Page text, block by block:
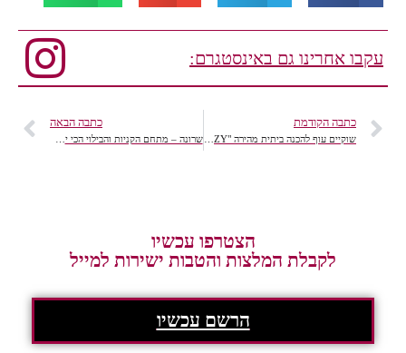
עקבו אחרינו גם באינסטגרם:
כתבה הקודמת כתבה הבאה
הצטרפו עכשיו
לקבלת המלצות והטבות ישירות למייל
הרשם עכשיו